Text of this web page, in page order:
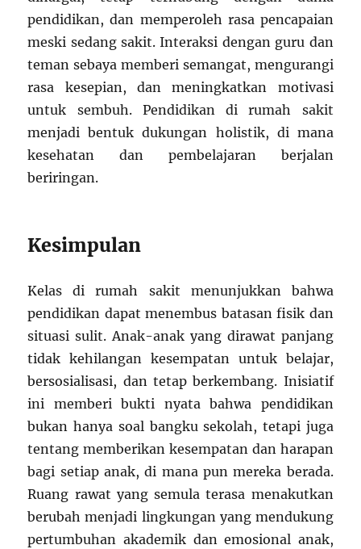
pendidikan, dan memperoleh rasa pencapaian
meski sedang sakit. Interaksi dengan guru dan
teman sebaya memberi semangat, mengurangi
rasa kesepian, dan meningkatkan motivasi
untuk sembuh. Pendidikan di rumah sakit
menjadi bentuk dukungan holistik, di mana
kesehatan dan pembelajaran berjalan
beriringan.
Kesimpulan
Kelas di rumah sakit menunjukkan bahwa
pendidikan dapat menembus batasan fisik dan
situasi sulit. Anak-anak yang dirawat panjang
tidak kehilangan kesempatan untuk belajar,
bersosialisasi, dan tetap berkembang. Inisiatif
ini memberi bukti nyata bahwa pendidikan
bukan hanya soal bangku sekolah, tetapi juga
tentang memberikan kesempatan dan harapan
bagi setiap anak, di mana pun mereka berada.
Ruang rawat yang semula terasa menakutkan
berubah menjadi lingkungan yang mendukung
pertumbuhan akademik dan emosional anak,